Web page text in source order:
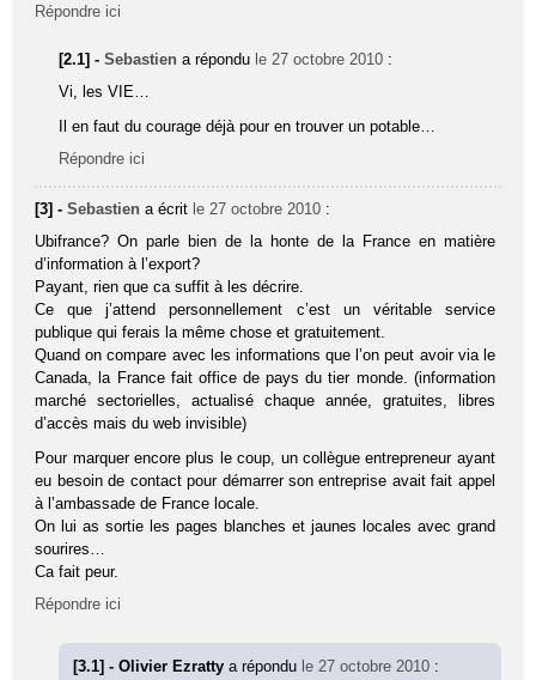
Répondre ici
[2.1] -Sebastien a répondu le 27 octobre 2010 :
Vi, les VIE…
Il en faut du courage déjà pour en trouver un potable…
Répondre ici
[3] -Sebastien a écrit le 27 octobre 2010 :
Ubifrance? On parle bien de la honte de la France en matière
d’information à l’export?
Payant, rien que ca suffit à les décrire.
Ce que j’attend personnellement c’est un véritable service
publique qui ferais la même chose et gratuitement.
Quand on compare avec les informations que l’on peut avoir via le
Canada, la France fait office de pays du tier monde. (information
marché sectorielles, actualisé chaque année, gratuites, libres
d’accès mais du web invisible)
Pour marquer encore plus le coup, un collègue entrepreneur ayant
eu besoin de contact pour démarrer son entreprise avait fait appel
à l’ambassade de France locale.
On lui as sortie les pages blanches et jaunes locales avec grand
sourires…
Ca fait peur.
Répondre ici
[3.1] - Olivier Ezrattya répondu le 27 octobre 2010 :